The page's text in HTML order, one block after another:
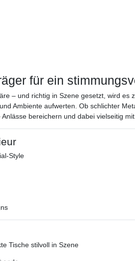
für ein
– und richtig in Szene gesetzt, wird es
Ambiente aufwerten. Ob schlichter
bereichern und dabei vielseitig
Style
Tische stilvoll in Szene